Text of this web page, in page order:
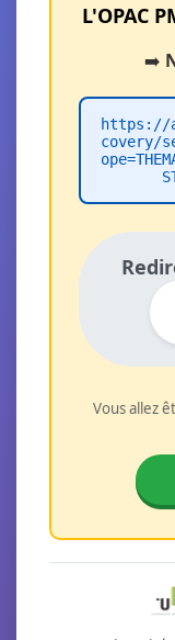
L'OPAC
➡️
https://
covery/
Vous allez